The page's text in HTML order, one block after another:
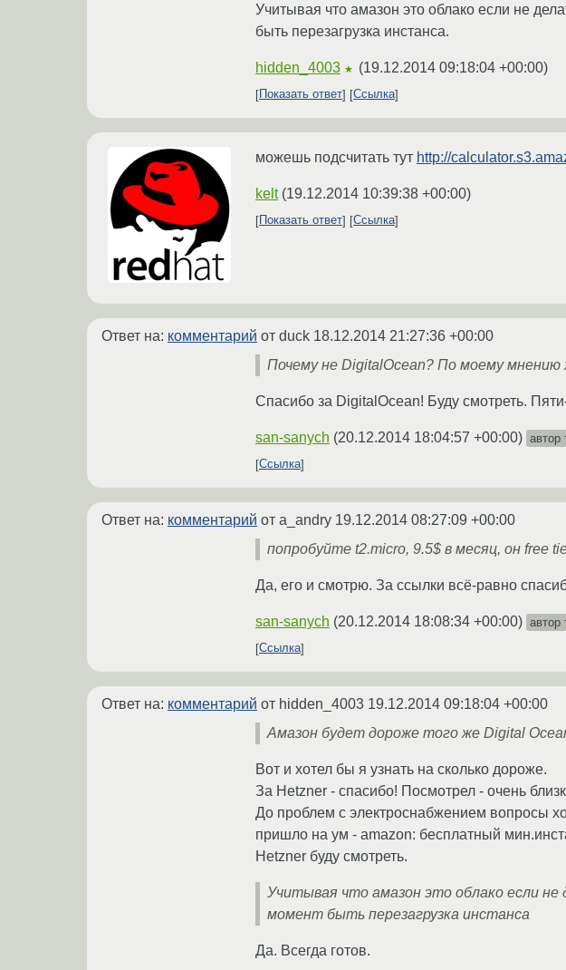
Учитывая что амазон это облако если не
быть перезагрузка инстанса.
hidden_4003 ★ (19.12.2014 09:18:04 +00:00)
Показать ответ Ссылка
можешь подсчитать тут http://
kelt (19.12.2014 10:39:38 +00:00)
Показать ответ Ссылка
Ответ на: комментарий от duck 18.12.2014 21:27:36 +00:00
Почему не DigitalOcean? По моему
Спасибо за DigitalOcean! Буду смотреть.
san-sanych (20.12.2014 18:04:57 +00:00) автор
Ссылка
Ответ на: комментарий от a_andry 19.12.2014 08:27:09 +00:00
попробуйте t2.micro, 9.5$ в месяц, он free
Да, его и смотрю. За ссылки всё-равно
san-sanych (20.12.2014 18:08:34 +00:00) автор
Ссылка
Ответ на: комментарий от hidden_4003 19.12.2014 09:18:04 +00:00
Амазон будет дороже того же Digital
Вот и хотел бы я узнать на сколько дороже.
За Hetzner - спасибо! Посмотрел - очень
До проблем с электроснабжением вопросы
пришло на ум - amazon: бесплатный
Hetzner буду смотреть.
Учитывая что амазон это облако если
момент быть перезагрузка инстанса
Да. Всегда готов.